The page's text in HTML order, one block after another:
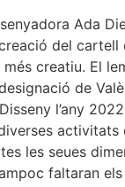
Ada
del cartell
creatiu. El
de
l’any
activitats
les seues
faltaran